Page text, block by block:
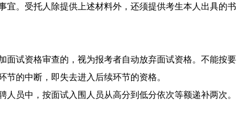
。受托人除提供上述材料外，还须提供考生本人出具的书
面试资格审查的，视为报考者自动放弃面试资格。不能按要
的中断，即失去进入后续环节的资格。
员中，按面试入围人员从高分到低分依次等额递补两次。